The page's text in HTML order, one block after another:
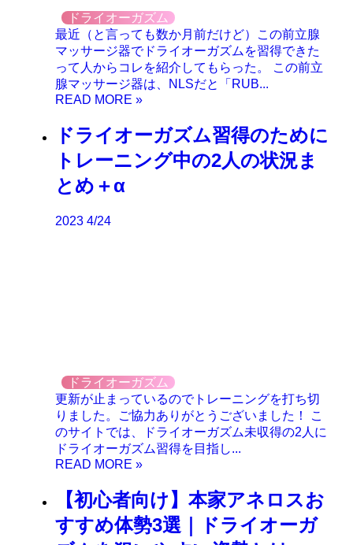
ドライオーガズム
最近（と言っても数か月前だけど）この前立腺
マッサージ器でドライオーガズムを習得できた
って人からコレを紹介してもらった。 この前立
腺マッサージ器は、NLSだと「RUB...
ドライオーガズム習得のために
トレーニング中の2人の状況ま
とめ＋α
2023 4/24
ドライオーガズム
更新が止まっているのでトレーニングを打ち切
りました。ご協力ありがとうございました！ こ
のサイトでは、ドライオーガズム未収得の2人に
ドライオーガズム習得を目指し...
【初心者向け】本家アネロスお
すすめ体勢3選｜ドライオーガ